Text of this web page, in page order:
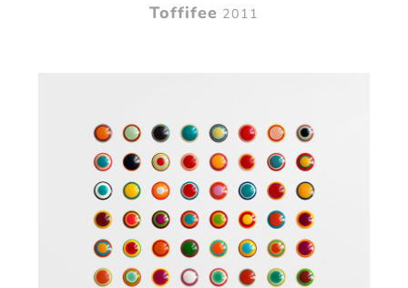
Toffifee 2011